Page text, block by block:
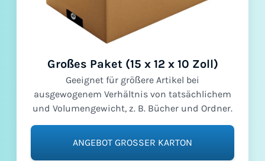
Großes Paket (15 x 12 x 10 Zoll)
Geeignet für größere Artikel bei
ausgewogenem Verhältnis von tatsächlichem
und Volumengewicht, z. B. Bücher und Ordner.
ANGEBOT GROSSER KARTON